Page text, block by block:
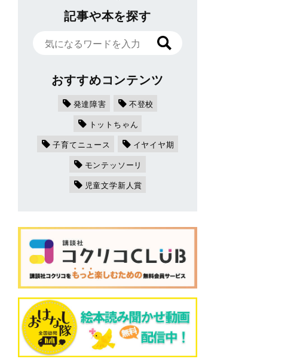
記事や本を探す
おすすめコンテンツ
発達障害
不登校
トットちゃん
子育てニュース
イヤイヤ期
モンテッソーリ
児童文学新人賞